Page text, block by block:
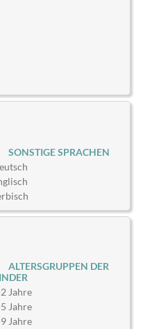
SONSTIGE SPRACHEN
ALTERSGRUPPEN DER
Jahre
Jahre
Jahre